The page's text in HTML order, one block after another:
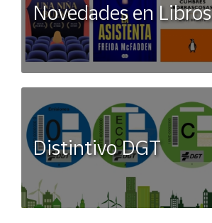
Novedades en Libros
Distintivo DGT